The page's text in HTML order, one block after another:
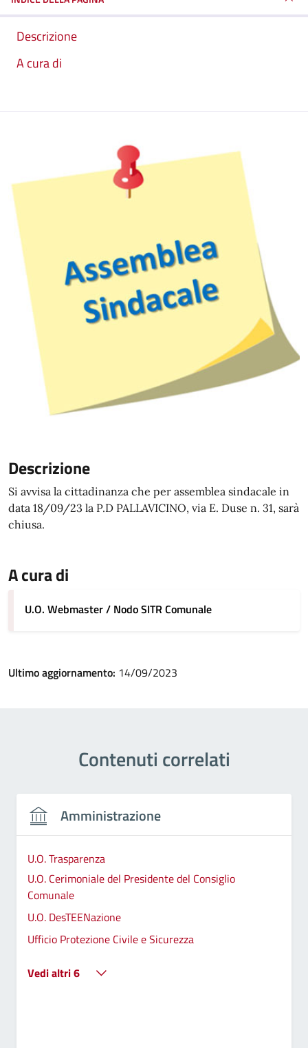
Descrizione
A cura di
Descrizione
Si avvisa la cittadinanza che per assemblea sindacale in
data 18/09/23 la P.D PALLAVICINO, via E. Duse n. 31, sarà
chiusa.
A cura di
U.O. Webmaster / Nodo SITR Comunale
Ultimo aggiornamento: 14/09/2023
Contenuti correlati
Amministrazione
U.O. Trasparenza
U.O. Cerimoniale del Presidente del Consiglio
Comunale
U.O. DesTEENazione
Ufficio Protezione Civile e Sicurezza
Vedi altri 6